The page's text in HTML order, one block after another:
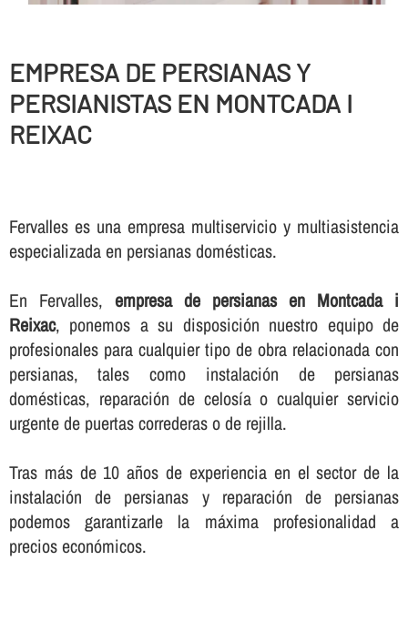
EMPRESA DE PERSIANAS Y
PERSIANISTAS EN MONTCADA I
REIXAC
Fervalles es una empresa multiservicio y multiasistencia
especializada en persianas domésticas.
En Fervalles, empresa de persianas en Montcada i
Reixac, ponemos a su disposición nuestro equipo de
profesionales para cualquier tipo de obra relacionada con
persianas, tales como instalación de persianas
domésticas, reparación de celosí­a o cualquier servicio
urgente de puertas correderas o de rejilla.
Tras más de 10 años de experiencia en el sector de la
instalación de persianas y reparación de persianas
podemos garantizarle la máxima profesionalidad a
precios económicos.